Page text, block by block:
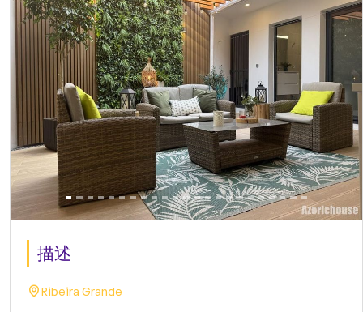
描述
Ribeira Grande